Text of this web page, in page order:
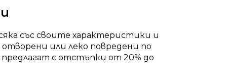
със своите характеристики и
или леко повредени по
с отстъпки от 20% до